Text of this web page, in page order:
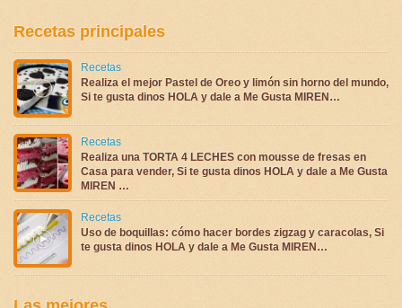
Recetas principales
Recetas
Realiza el mejor Pastel de Oreo y limón sin horno del mundo,
Si te gusta dinos HOLA y dale a Me Gusta MIREN…
Recetas
Realiza una TORTA 4 LECHES con mousse de fresas en
Casa para vender, Si te gusta dinos HOLA y dale a Me Gusta
MIREN …
Recetas
Uso de boquillas: cómo hacer bordes zigzag y caracolas, Si
te gusta dinos HOLA y dale a Me Gusta MIREN…